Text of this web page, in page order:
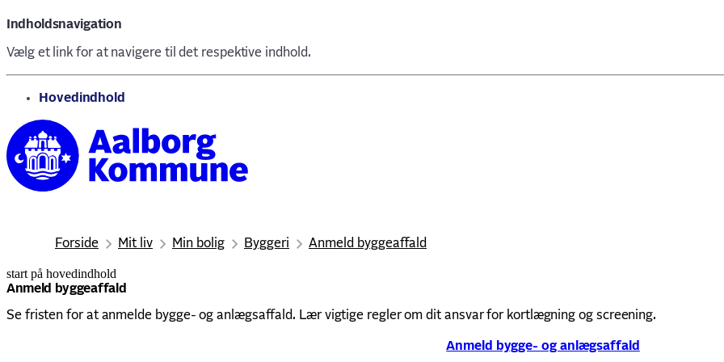
Indholdsnavigation
Vælg et link for at navigere til det respektive indhold.
gå til
Hovedindhold
Forside Mit liv Min bolig Byggeri Anmeld byggeaffald
start på hovedindhold
Anmeld byggeaffald
Se fristen for at anmelde bygge- og anlægsaffald. Lær vigtige regler om dit ansvar for kortlægning og screening.
senest opdateret 4. maj 2026
Anmeld bygge- og anlægsaffald